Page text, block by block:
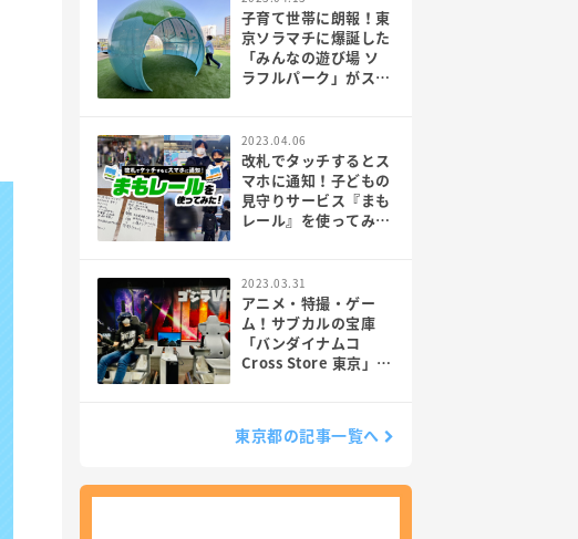
子育て世帯に朗報！東
京ソラマチに爆誕した
「みんなの遊び場 ソ
ラフルパーク」がスゴ
2023.04.06
改札でタッチするとス
マホに通知！子どもの
見守りサービス『まも
レール』を使ってみ
2023.03.31
アニメ・特撮・ゲー
ム！サブカルの宝庫
「バンダイナムコ
Cross Store 東京」に
東京都の記事一覧へ